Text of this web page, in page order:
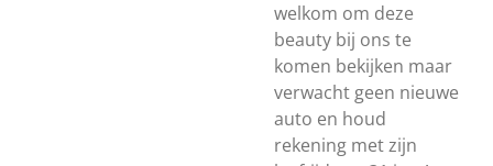
welkom om deze
beauty bij ons te
komen bekijken maar
verwacht geen nieuwe
auto en houd
rekening met zijn